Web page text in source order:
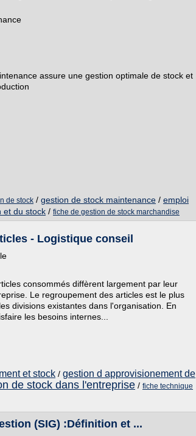
assure une gestion optimale de stock et
de stock / gestion de stock maintenance / emploi
et du stock / fiche de gestion de stock marchandise
- Logistique conseil
consommés diffèrent largement par leur
Le regroupement des articles est le plus
divisions existantes dans l'organisation. En
les besoins internes...
et stock / gestion d approvisionement de
de stock dans l'entreprise / fiche technique
(SIG) :Définition et ...